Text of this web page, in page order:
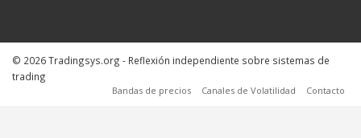
© 2026 Tradingsys.org - Reflexión independiente sobre sistemas de
trading
Bandas de precios Canales de Volatilidad Contacto